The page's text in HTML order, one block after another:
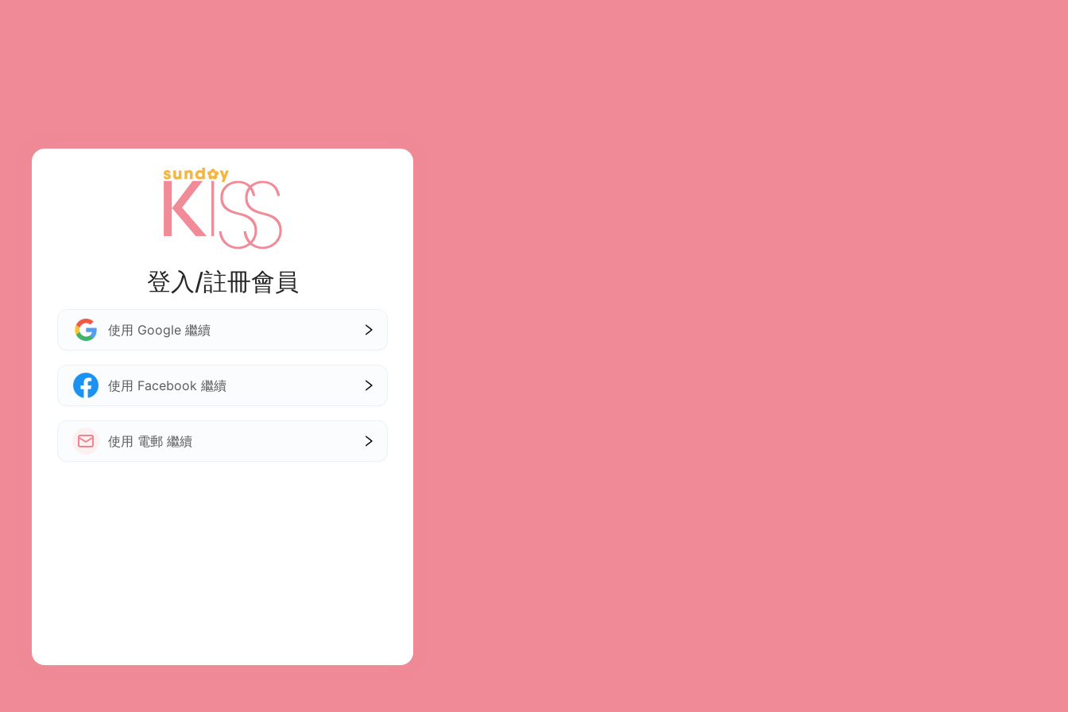
登入/註冊會員
使用 Google 繼續
使用 Facebook 繼續
使用 電郵 繼續